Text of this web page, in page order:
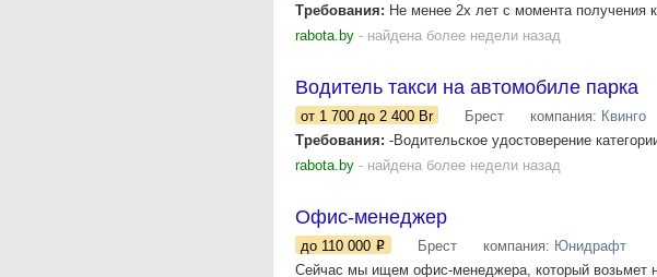
Требования: Не менее 2х лет с момента получения
rabota.by - найдена более недели назад
Водитель такси на автомобиле парка
от 1 700 до 2 400 Br Брест компания: Квинго
Требования: -Водительское удостоверение
rabota.by - найдена более недели назад
Офис-менеджер
до 110 000 Брест компания: Юнидрафт
Сейчас мы ищем офис-менеджера, который возьмет